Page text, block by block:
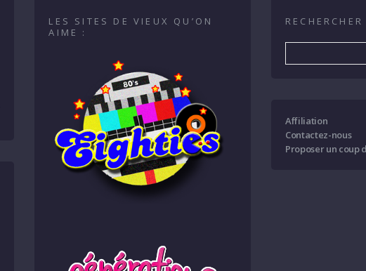
LES SITES DE VIEUX QU’ON
AIME :
Affiliation
Contactez-nous
Proposer un coup